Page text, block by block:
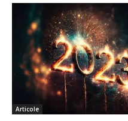
Articole